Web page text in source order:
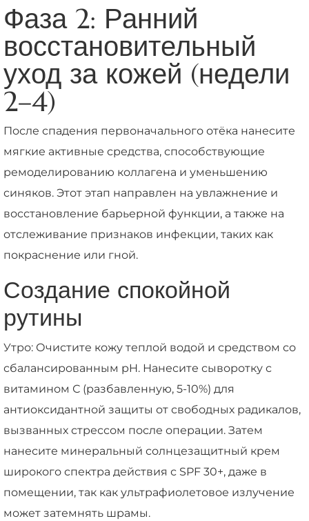
Фаза 2: Ранний
восстановительный
уход за кожей (недели
2–4)
После спадения первоначального отёка нанесите
мягкие активные средства, способствующие
ремоделированию коллагена и уменьшению
синяков. Этот этап направлен на увлажнение и
восстановление барьерной функции, а также на
отслеживание признаков инфекции, таких как
покраснение или гной.
Создание спокойной
рутины
Утро: Очистите кожу теплой водой и средством со
сбалансированным pH. Нанесите сыворотку с
витамином С (разбавленную, 5-10%) для
антиоксидантной защиты от свободных радикалов,
вызванных стрессом после операции. Затем
нанесите минеральный солнцезащитный крем
широкого спектра действия с SPF 30+, даже в
помещении, так как ультрафиолетовое излучение
может затемнять шрамы.